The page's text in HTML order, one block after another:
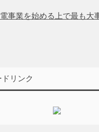
事業を始める上で最も大
リンク